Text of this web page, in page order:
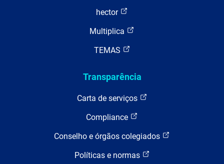
hector
Multiplica
TEMAS
Transparência
Carta de serviços
Compliance
Conselho e órgãos colegiados
Políticas e normas